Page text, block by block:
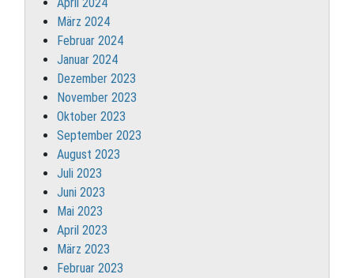
März 2024
Februar 2024
Januar 2024
Dezember 2023
November 2023
Oktober 2023
September 2023
August 2023
Juli 2023
Juni 2023
Mai 2023
April 2023
März 2023
Februar 2023